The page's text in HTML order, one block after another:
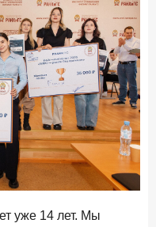
ИССЛЕДОВАНИЕ
обзор механик и
ИССЛЕДОВАНИЕ
ИССЛЕДОВАНИЕ
выдач кредитов
ИССЛЕДОВАНИЕ
уже 14 лет. Мы